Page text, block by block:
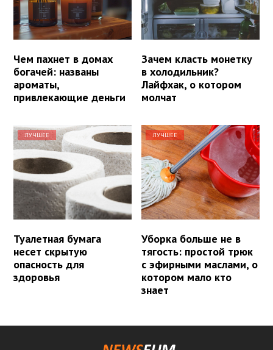
Чем пахнет в домах
богачей: названы
ароматы,
привлекающие деньги
Зачем класть монетку
в холодильник?
Лайфхак, о котором
молчат
ЛУЧШЕЕ
Туалетная бумага
несет скрытую
опасность для
здоровья
ЛУЧШЕЕ
Уборка больше не в
тягость: простой трюк
с эфирными маслами, о
котором мало кто
знает